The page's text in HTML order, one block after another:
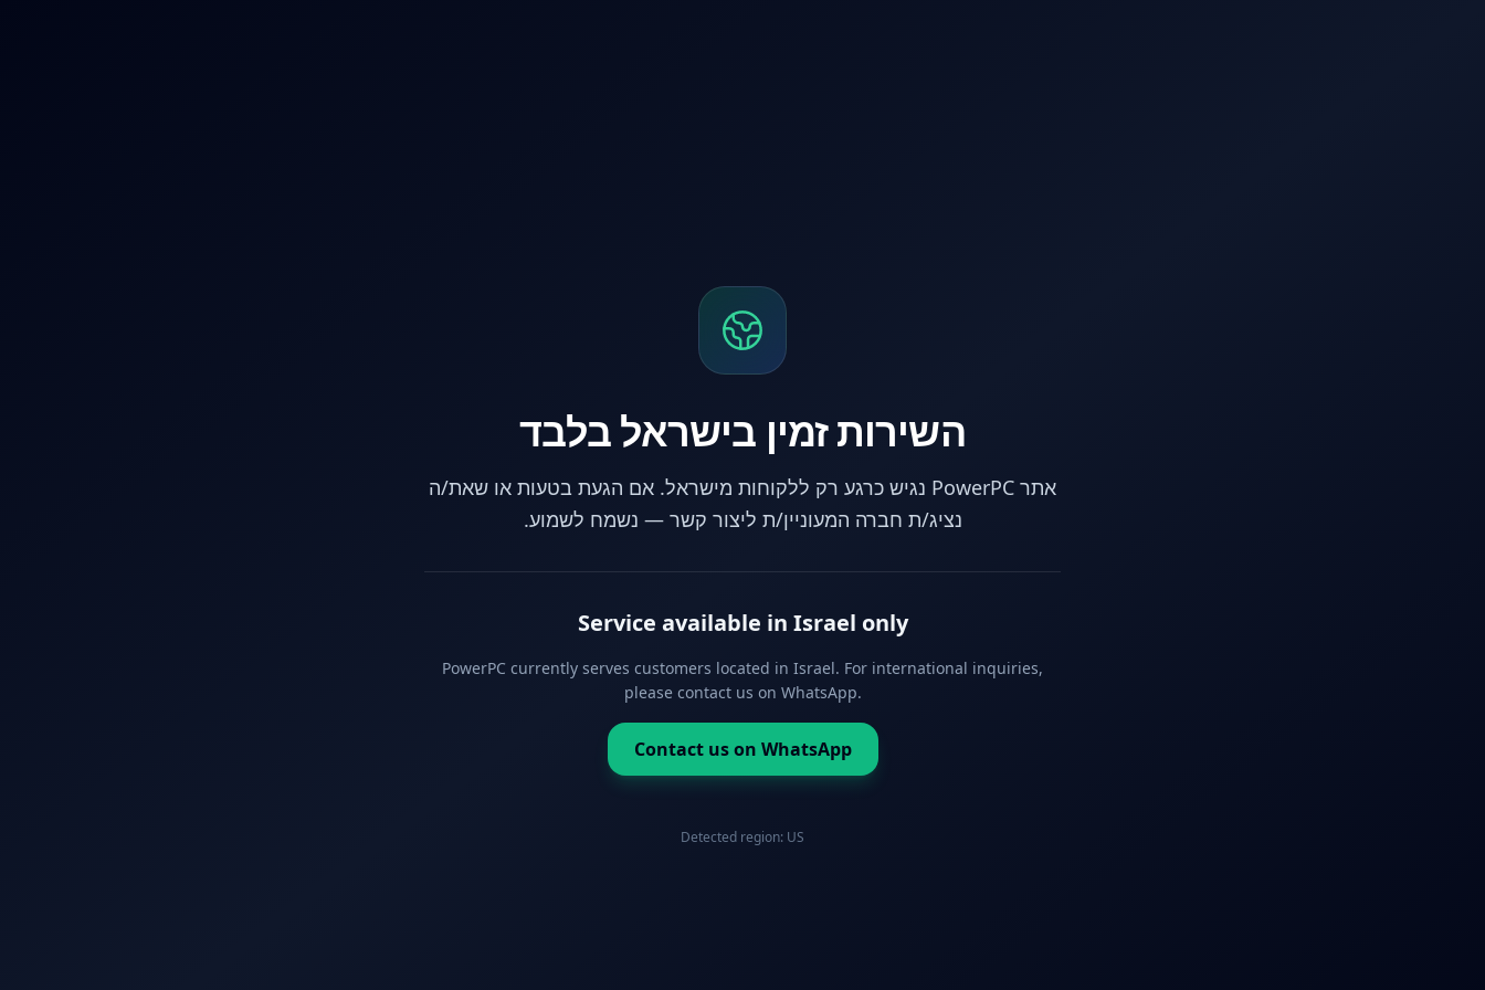
השירות זמין בישראל בלבד
אתר PowerPC נגיש כרגע רק ללקוחות מישראל. אם הגעת בטעות או שאת/ה
נציג/ת חברה המעוניין/ת ליצור קשר — נשמח לשמוע.
Service available in Israel only
PowerPC currently serves customers located in Israel. For international inquiries,
please contact us on WhatsApp.
Contact us on WhatsApp
Detected region: US